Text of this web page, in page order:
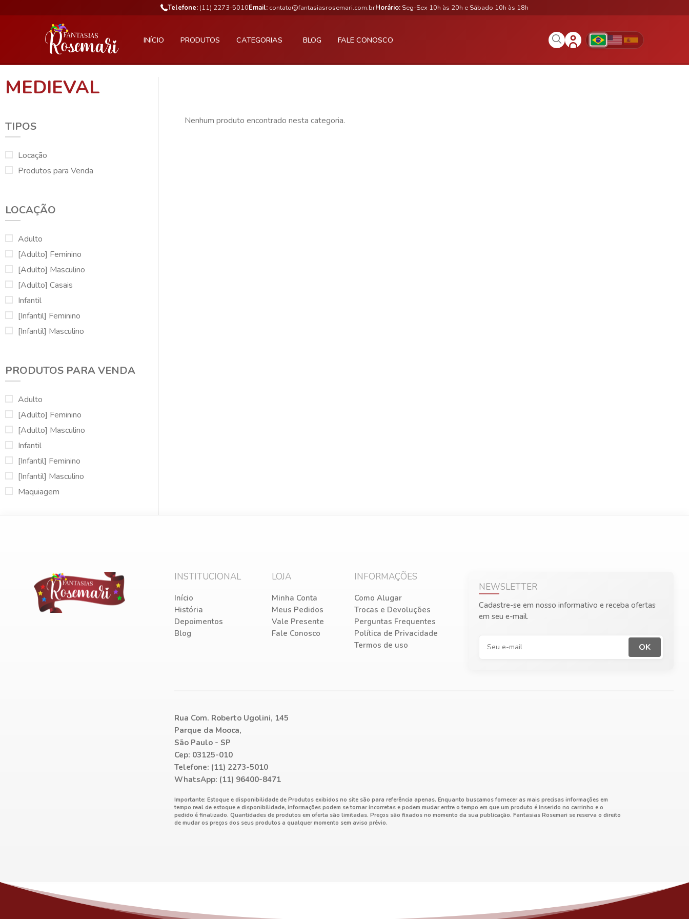
Telefone: (11) 2273-5010Email: contato@fantasiasrosemari.com.brHorário: Seg-Sex 10h às 20h e Sábado 10h às 18h
INÍCIO PRODUTOS CATEGORIAS BLOG FALE CONOSCO
MEDIEVAL
TIPOS
Locação
Produtos para Venda
LOCAÇÃO
Adulto
[Adulto] Feminino
[Adulto] Masculino
[Adulto] Casais
Infantil
[Infantil] Feminino
[Infantil] Masculino
PRODUTOS PARA VENDA
Adulto
[Adulto] Feminino
[Adulto] Masculino
Infantil
[Infantil] Feminino
[Infantil] Masculino
Maquiagem
[Pet] Fantasias
[Pet] Mantas e Cobertores
[Pet] Roupas
Nenhum produto encontrado nesta categoria.
INSTITUCIONAL
Início
História
Depoimentos
Blog
LOJA
Minha Conta
Meus Pedidos
Vale Presente
Fale Conosco
INFORMAÇÕES
Como Alugar
Trocas e Devoluções
Perguntas Frequentes
Política de Privacidade
Termos de uso
NEWSLETTER
Cadastre-se em nosso informativo e receba ofertas
em seu e-mail.
OK
Rua Com. Roberto Ugolini, 145
Parque da Mooca,
São Paulo - SP
Cep: 03125-010
Telefone: (11) 2273-5010
WhatsApp: (11) 96400-8471
Importante: Estoque e disponibilidade de Produtos exibidos no site são para referência apenas. Enquanto buscamos fornecer as mais precisas informações em
tempo real de estoque e disponibilidade, informações podem se tornar incorretas e podem mudar entre o tempo em que um produto é inserido no carrinho e o
pedido é finalizado. Quantidades de produtos em oferta são limitadas. Preços são fixados no momento da sua publicação. Fantasias Rosemari se reserva o direito
de mudar os preços dos seus produtos a qualquer momento sem aviso prévio.